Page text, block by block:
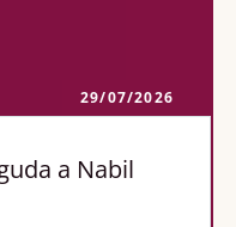
29/07/2026
a Nabil